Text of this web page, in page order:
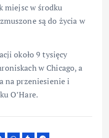
miejsc w środku
są do życia w
około 9 tysięcy
w Chicago, a
na przeniesienie i
O’Hare.